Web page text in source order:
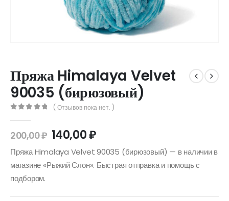
Пряжа Himalaya Velvet
90035 (бирюзовый)
( Отзывов пока нет. )
200,00₽ 140,00₽
Пряжа Himalaya Velvet 90035 (бирюзовый) — в наличии в
магазине «Рыжий Слон». Быстрая отправка и помощь с
подбором.